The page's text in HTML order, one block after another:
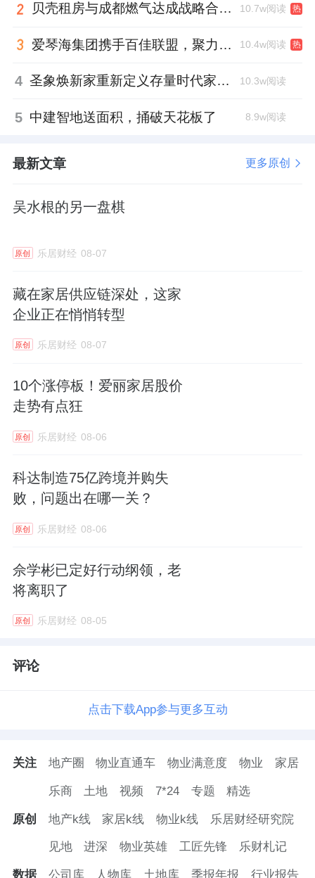
末，公司应收账款高达8.26亿元，占上年归母
净利润的139.86%，回款效率有待提升；存货
2026年一季度进一步增至44.79%，但这一成绩
带来的价值提升，可持续性存疑。
在智能厨电市场年增速12.3%的行业红利下，
压力与长期发展投入，优化激励机制与费用结
转化为实际经营成效，破解业绩与现金流的双
重困局，成为公司转型路上的关键命题。
贝壳租房与成都燃气达成战略合作 打通安全巡检“最后一米” 10.7w阅读 热
爱琴海集团携手百佳联盟，聚力共拓存量商业新赛道 10.4w阅读 热
4 圣象焕新家重新定义存量时代家居升级逻辑，筑牢说换就换的底气！ 10.3w阅读
5 中建智地送面积，捅破天花板了 8.9w阅读
最新文章 更多原创
吴水根的另一盘棋
原创 乐居财经 08-07
藏在家居供应链深处，这家
企业正在悄悄转型
原创 乐居财经 08-07
10个涨停板！爱丽家居股价
走势有点狂
原创 乐居财经 08-06
科达制造75亿跨境并购失
败，问题出在哪一关？
原创 乐居财经 08-06
佘学彬已定好行动纲领，老
将离职了
原创 乐居财经 08-05
评论
点击下载App参与更多互动
关注 地产圈 物业直通车 物业满意度 物业 家居
乐商 土地 视频 7*24 专题 精选
原创 地产k线 家居k线 物业k线 乐居财经研究院
见地 进深 物业英雄 工匠先锋 乐财札记
数据 公司库 人物库 土地库 季报年报 行业报告